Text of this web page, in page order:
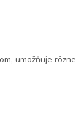
umožňuje rôzne